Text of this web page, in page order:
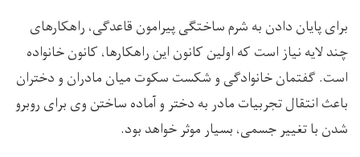
برای پایان دادن به شرم ساختگی پیرامون قاعدگی، راهکارهای
چند لایه نیاز است که اولین کانون این راهکارها، کانون خانواده
است. گفتمان خانوادگی و شکست سکوت میان مادران و دختران
باعث انتقال تجربیات مادر به دختر و آماده ساختن وی برای روبرو
شدن با تغییر جسمی، بسیار موثر خواهد بود.